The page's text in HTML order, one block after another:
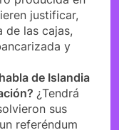
justificar,
de las cajas,
y
de Islandia
¿Tendrá
sus
referéndum